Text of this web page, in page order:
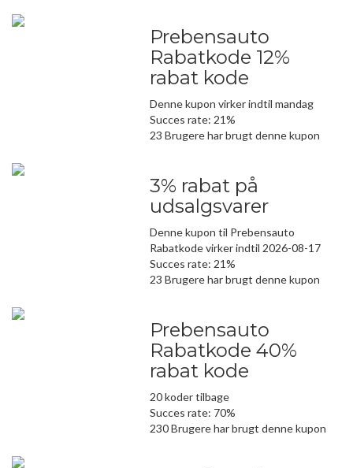
Prebensauto
Rabatkode 12%
rabat kode
Denne kupon virker indtil mandag
Succes rate: 21%
23 Brugere har brugt denne kupon
3% rabat på
udsalgsvarer
Denne kupon til Prebensauto
Rabatkode virker indtil 2026-08-17
Succes rate: 21%
23 Brugere har brugt denne kupon
Prebensauto
Rabatkode 40%
rabat kode
20 koder tilbage
Succes rate: 70%
230 Brugere har brugt denne kupon